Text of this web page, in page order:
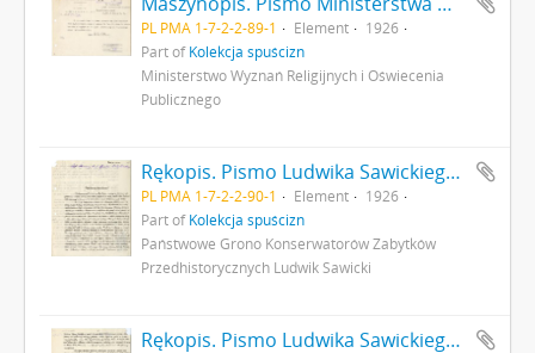
PL PMA 1-7-2-2-89-1 Element
1926
Part ofKolekcja spuścizn
Ministerstwo Wyznań Religijnych i Oświecenia
Publicznego
Rękopis. Pismo Ludwika Sawickiego z dnia 3 września 1926 r. do Premiera RP opisujące rezultaty badań archeologicznych w Gródku pow. Równe. Pismo stanowi załącznik do pisma MWRiOP nr IVN9979/26 z dnia 22 września 1926 r. do PGKZP s. 1
PL PMA 1-7-2-2-90-1 Element
1926
Part ofKolekcja spuścizn
Państwowe Grono Konserwatorów Zabytków
Przedhistorycznych Ludwik Sawicki
Rękopis. Pismo Ludwika Sawickiego z dnia 3 września 1926 r. do Premiera RP opisujące rezultaty badań archeologicznych w Gródku pow. Równe. Pismo stanowi załącznik do pisma MWRiOP nr IVN9979/26 z dnia 22 września 1926 r. do PGKZP s. 2: cd. strona z pieczątką Działu Dokumentacji PMA